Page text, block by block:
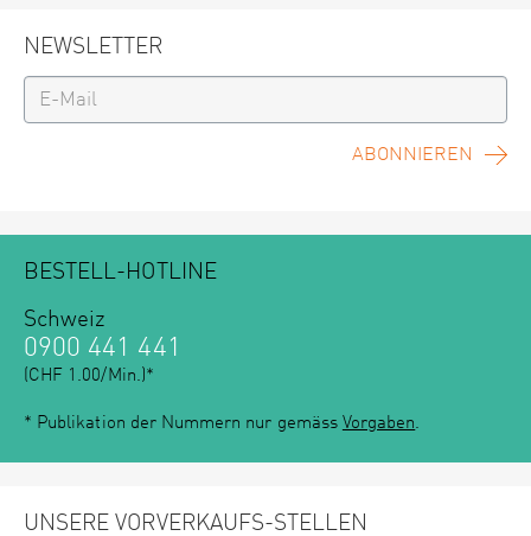
NEWSLETTER
ABONNIEREN
BESTELL-HOTLINE
Schweiz
0900 441 441
(CHF 1.00/Min.)*
* Publikation der Nummern nur gemäss Vorgaben.
UNSERE VORVERKAUFS-STELLEN